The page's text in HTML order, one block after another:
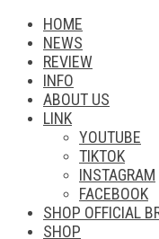
HOME
NEWS
REVIEW
INFO
ABOUT US
LINK
YOUTUBE
TIKTOK
INSTAGRAM
FACEBOOK
SHOP OFFICIAL
SHOP